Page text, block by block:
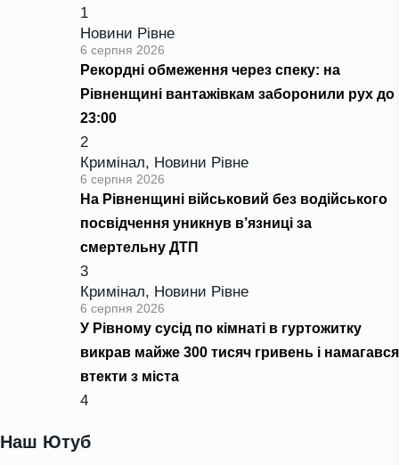
1
Новини Рівне
6 серпня 2026
Рекордні обмеження через спеку: на
Рівненщині вантажівкам заборонили рух до
23:00
2
Кримінал, Новини Рівне
6 серпня 2026
На Рівненщині військовий без водійського
посвідчення уникнув в’язниці за
смертельну ДТП
3
Кримінал, Новини Рівне
6 серпня 2026
У Рівному сусід по кімнаті в гуртожитку
викрав майже 300 тисяч гривень і намагався
втекти з міста
4
Наш Ютуб